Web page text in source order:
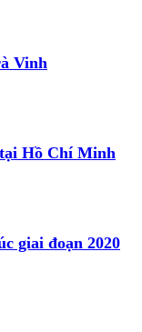
Vinh
Hồ Chí Minh
giai đoạn 2020